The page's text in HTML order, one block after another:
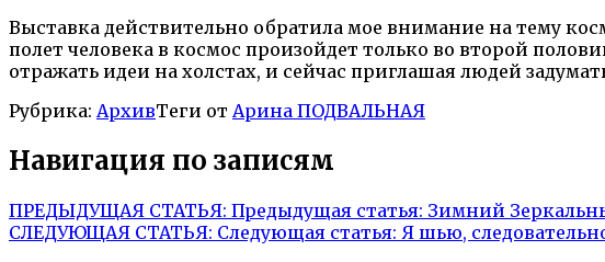
Выставка действительно обратила мое внимание на тему
полет человека в космос произойдет только во второй
отражать идеи на холстах, и сейчас приглашая людей
Рубрика: АрхивТеги от Арина ПОДВАЛЬНАЯ
Навигация по записям
ПРЕДЫДУЩАЯ СТАТЬЯ: Предыдущая статья: Зимний
СЛЕДУЮЩАЯ СТАТЬЯ: Следующая статья: Я шью,